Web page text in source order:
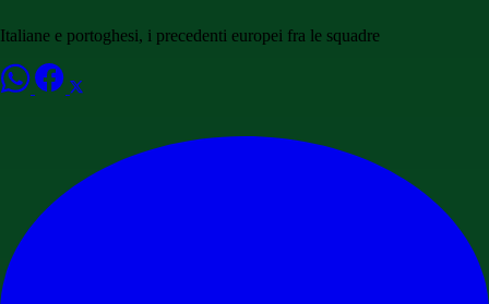
Italiane e portoghesi, i precedenti europei fra le squadre